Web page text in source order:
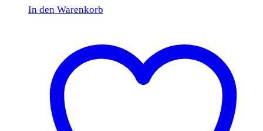
In den Warenkorb